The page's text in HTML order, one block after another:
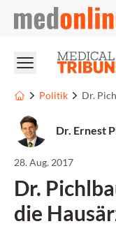
medonline
Politik
Dr. Ernest
28. Aug. 2017
Dr.
die